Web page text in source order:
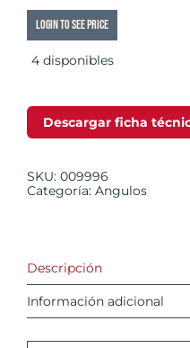
Login to see price
4 disponibles
Descargar ficha
SKU: 009996
Categoría: Angulos
Descripción
Información adicional